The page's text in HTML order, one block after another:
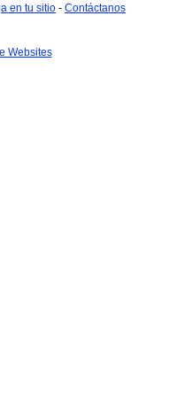
en tu sitio - Contáctanos
Websites